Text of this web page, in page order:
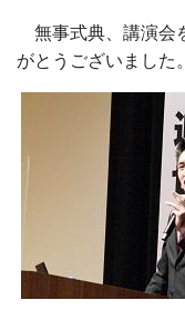
無事式典、講演会
がとうございました。